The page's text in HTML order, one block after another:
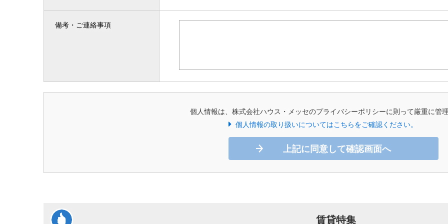
備考・ご連絡事項
個人情報は、株式会社ハウス・メッセのプライバシーポリシーに則って厳重に管理
個人情報の取り扱いについてはこちらをご確認ください。
上記に同意して確認画面へ
賃貸特集